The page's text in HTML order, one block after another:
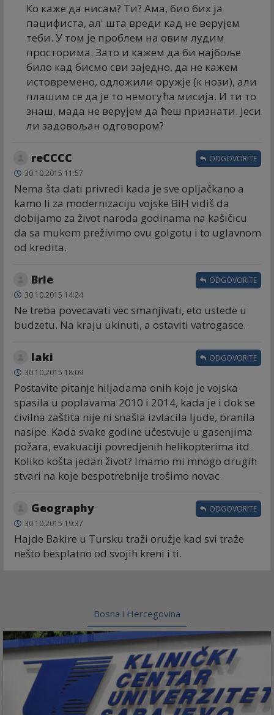
Ко каже да нисам? Ти? Ама, био бих ја
пацифиста, ал' шта вреди кад не верујем
теби. У том је проблем на овим лудим
просторима. Зато и кажем да би најбоље
било кад бисмо сви заједно, да не кажем
истовремено, одложили оружје (к нози), али
плашим се да је то немогућа мисија. И ти то
знаш, мада не верујем да ћеш признати. Јеси
ли задовољан одговором?
reCCCC
30.10.2015 11:57
Nema šta dati privredi kada je sve opljačkano a
kamo li za modernizaciju vojske BiH vidiš da
dobijamo za život naroda godinama na kašičicu
da sa mukom preživimo ovu golgotu i to uglavnom
od kredita.
ODGOVORITE
Brle
30.10.2015 14:24
Ne treba povecavati vec smanjivati, eto ustede u
budzetu. Na kraju ukinuti, a ostaviti vatrogasce.
ODGOVORITE
laki
30.10.2015 18:09
Postavite pitanje hiljadama onih koje je vojska
spasila u poplavama 2010 i 2014, kada je i dok se
civilna zaštita nije ni snašla izvlacila ljude, branila
nasipe. Kada svake godine učestvuje u gasenjima
požara, evakuaciji povredjenih helikopterima itd.
Koliko košta jedan život? Imamo mi mnogo drugih
stvari na koje bespotrebnije trošimo novac.
ODGOVORITE
Geography
30.10.2015 19:37
Hajde Bakire u Tursku traži oružje kad svi traže
nešto besplatno od svojih kreni i ti.
ODGOVORITE
Bosna i Hercegovina